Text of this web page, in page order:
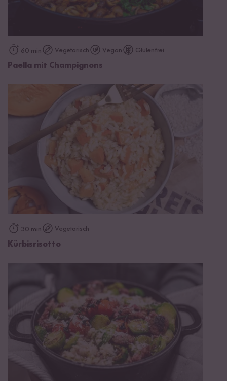
60 min Vegetarisch Vegan Glutenfrei
Paella mit Champignons
30 min Vegetarisch
Kürbisrisotto